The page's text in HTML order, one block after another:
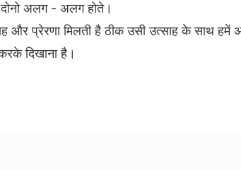
दोनो अलग - अलग होते।
और प्रेरणा मिलती है ठीक उसी उत्साह के साथ हमें
दिखाना है।